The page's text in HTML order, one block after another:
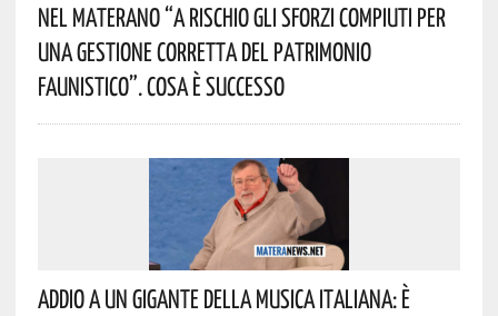
Nel Materano “a Rischio Gli Sforzi Compiuti Per
Una Gestione Corretta Del Patrimonio
Faunistico”. Cosa È Successo
Addio A Un Gigante Della Musica Italiana: È